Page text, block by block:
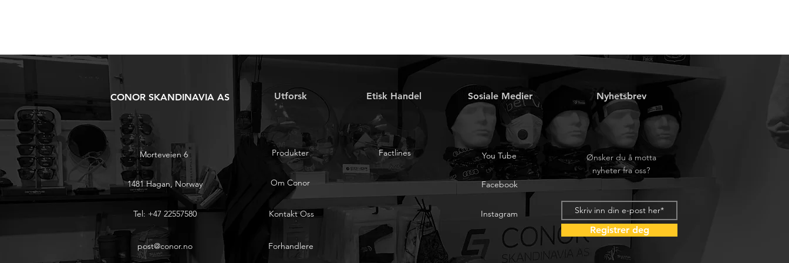
CONOR SKANDINAVIA AS Utforsk Etisk Handel Sosiale Medier Nyhetsbrev
Morteveien 6
1481 Hagan, Norway
Tel: +47 22557580
post@conor.no
Produkter Factlines
Om Conor
Kontakt Oss
Forhandlere
You Tube
Facebook
Instagram
Ønsker du å motta
nyheter fra oss?
Registrer deg